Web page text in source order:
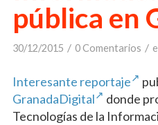
pública en
30/12/2015 / 0 Comentarios /
Interesante reportaje
GranadaDigital
donde
Tecnologías de la